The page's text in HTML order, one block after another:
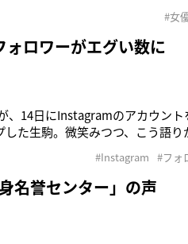
渡る友人の1人であり、俳優の#女
ロワーがエグい数に
、14日にInstagramのアカウント
た生駒。微笑みつつ、こう語り
式マークはついていない同ア
#Instagram #フォ
名誉センター」の声